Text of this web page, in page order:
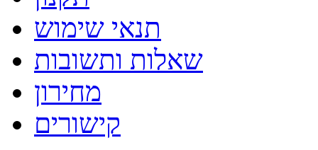
תנאי שימוש
שאלות ותשובות
מחירון
קישורים